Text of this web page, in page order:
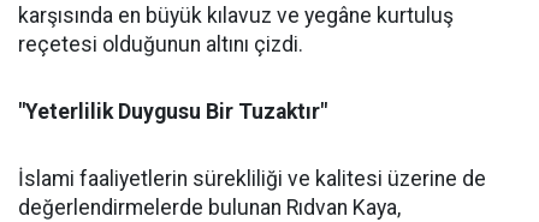
karşısında en büyük kılavuz ve yegâne kurtuluş
reçetesi olduğunun altını çizdi.
"Yeterlilik Duygusu Bir Tuzaktır"
İslami faaliyetlerin sürekliliği ve kalitesi üzerine de
değerlendirmelerde bulunan Rıdvan Kaya,